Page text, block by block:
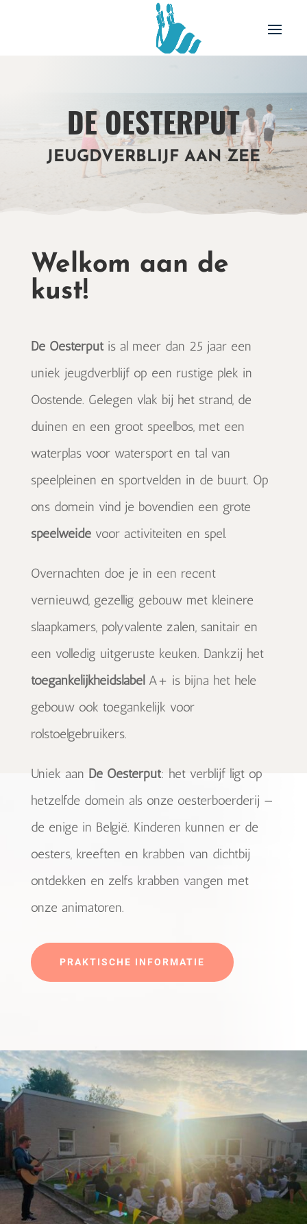
DE OESTERPUT
JEUGDVERBLIJF AAN ZEE
Welkom aan de
kust!
De Oesterputis al meer dan 25 jaar een
uniek jeugdverblijf op een rustige plek in
Oostende. Gelegen vlak bij het strand, de
duinen en een groot speelbos, met een
waterplas voor watersport en tal van
speelpleinen en sportvelden in de buurt. Op
ons domein vind je bovendien een grote
speelweidevoor activiteiten en spel.
Overnachten doe je in een recent
vernieuwd, gezellig gebouw met kleinere
slaapkamers, polyvalente zalen, sanitair en
een volledig uitgeruste keuken. Dankzij het
toegankelijkheidslabel A+ is bijna het hele
gebouw ook toegankelijk voor
rolstoelgebruikers.
Uniek aan De Oesterput: het verblijf ligt op
hetzelfde domein als onze oesterboerderij —
de enige in België. Kinderen kunnen er de
oesters, kreeften en krabben van dichtbij
ontdekken en zelfs krabben vangen met
onze animatoren.
PRAKTISCHE INFORMATIE